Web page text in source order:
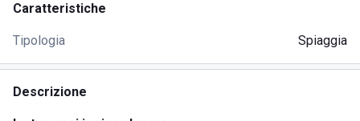
Caratteristiche
Tipologia Spiaggia
Descrizione